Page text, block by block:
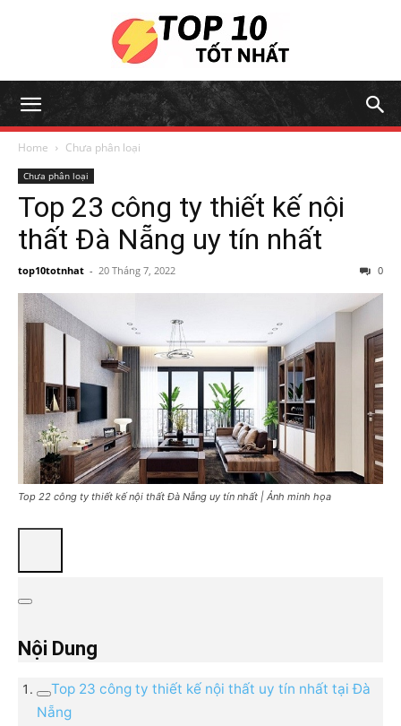
Home Chưa phân loại
Chưa phân loại
Top 23 công ty thiết kế nội
thất Đà Nẵng uy tín nhất
top10totnhat - 20 Tháng 7, 2022 0
Top 22 công ty thiết kế nội thất Đà Nẵng uy tín nhất | Ảnh minh họa
Nội Dung
Top 23 công ty thiết kế nội thất uy tín nhất tại Đà
Nẵng